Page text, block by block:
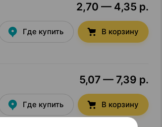
2,70 — 4,35 р.
Где купить В корзину
5,07 — 7,39 р.
Где купить В корзину